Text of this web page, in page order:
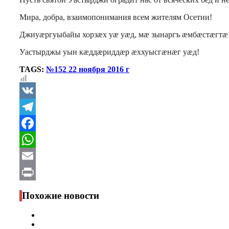
Мира, добра, взаимопонимания всем жителям Осетии!
Джиуæргуыбайы хорзæх уæ уæд, мæ зынаргъ
Уастырджы уын кæддæриддæр æххуысгæнæг уæд!
TAGS: №152 22 ноября 2016 г
VK
Telegram
Facebook
WhatsApp
Email
Print
Похожие новости